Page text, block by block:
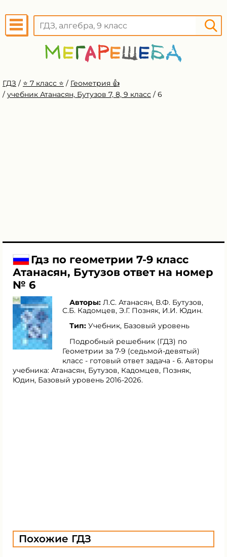
ГДЗ / ⭐️ 7 класс ⭐️ / Геометрия 👍
/ учебник Атанасян, Бутузов 7, 8, 9 класс / 6
Гдз по геометрии 7-9 класс
Атанасян, Бутузов ответ на номер
№ 6
Авторы: Л.С. Атанасян, В.Ф. Бутузов,
С.Б. Кадомцев, Э.Г. Позняк, И.И. Юдин.
Тип: Учебник, Базовый уровень
Подробный решебник (ГДЗ) по
Геометрии за 7‐9 (седьмой‐девятый)
класс - готовый ответ задача - 6. Авторы
учебника: Атанасян, Бутузов, Кадомцев, Позняк,
Юдин, Базовый уровень 2016-2026.
Похожие ГДЗ